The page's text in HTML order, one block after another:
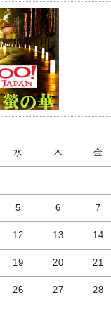
水 木 金
5 6 7
12 13 14
19 20 21
26 27 28